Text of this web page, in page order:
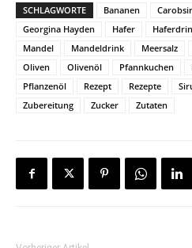
SCHLAGWORTE Bananen
Georgina Hayden
Hafer
Mandel
Mandeldrink Meersalz
Oliven
Olivenöl Pfannkuchen
Pflanzenöl
Rezept Rezepte
Zubereitung
Zucker Zutaten